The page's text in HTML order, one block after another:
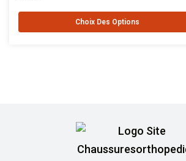
Choix Des Options